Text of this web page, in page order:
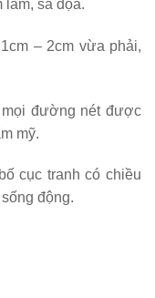
lam, sa đọa.
– 2cm vừa phải,
mọi đường nét được
mỹ.
cục tranh có chiều
động.